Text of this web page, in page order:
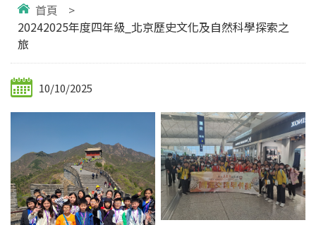
首頁
>
20242025年度四年級_北京歷史文化及自然科學探索之
旅
10/10/2025